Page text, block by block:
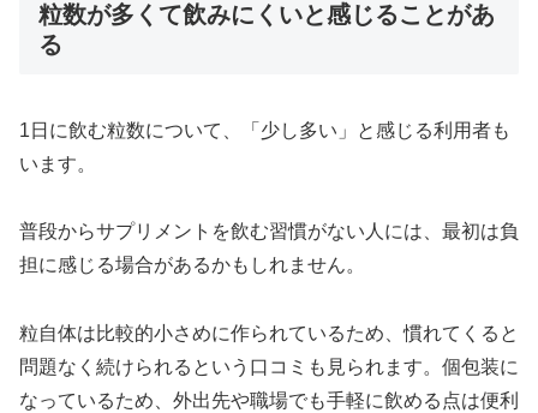
粒数が多くて飲みにくいと感じることがあ
る
1日に飲む粒数について、「少し多い」と感じる利用者も
います。
普段からサプリメントを飲む習慣がない人には、最初は負
担に感じる場合があるかもしれません。
粒自体は比較的小さめに作られているため、慣れてくると
問題なく続けられるという口コミも見られます。個包装に
なっているため、外出先や職場でも手軽に飲める点は便利